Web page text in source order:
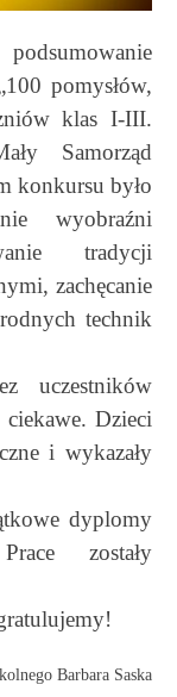
pomysłów,
klas I-III.
Samorząd
konkursu było
wyobraźni
tradycji
zachęcanie
technik
uczestników
Dzieci
i wykazały
dyplomy
zostały
Barbara Saska